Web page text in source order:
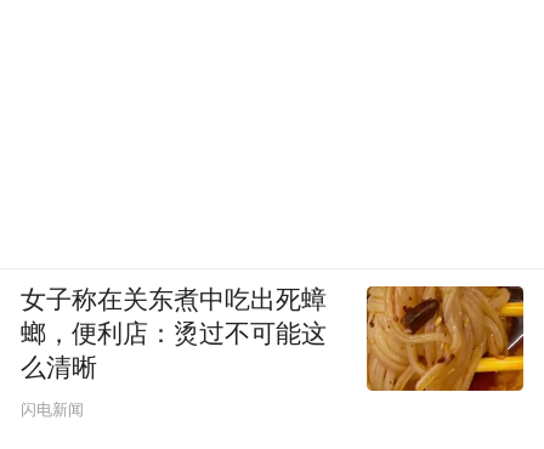
女子称在关东煮中吃出死蟑
螂，便利店：烫过不可能这
么清晰
闪电新闻